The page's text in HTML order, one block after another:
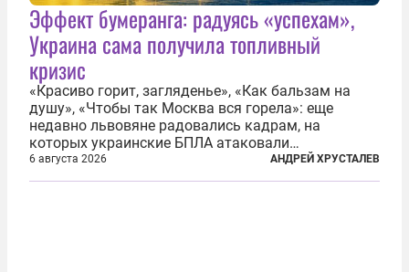
Эффект бумеранга: радуясь «успехам»,
Украина сама получила топливный
кризис
«Красиво горит, загляденье», «Как бальзам на
душу», «Чтобы так Москва вся горела»: еще
недавно львовяне радовались кадрам, на
которых украинские БПЛА атаковали
нефтеперерабатывающие предприятия России. В
скором времени оказалось, что в «эту игру можно
6 августа 2026 АНДРЕЙ ХРУСТАЛЕВ